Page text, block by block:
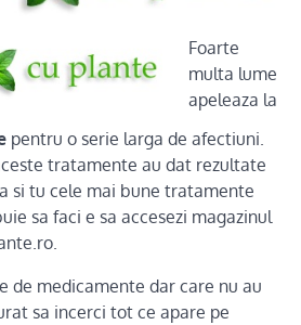
Foarte
multa lume
apeleaza la
pentru o serie larga de afectiuni.
tratamente au dat rezultate
si tu cele mai bune tratamente
sa faci e sa accesezi magazinul
de medicamente dar care nu au
sa incerci tot ce apare pe